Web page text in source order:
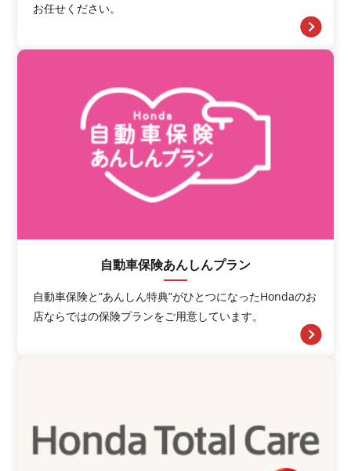
お任せください。
自動車保険あんしんプラン
自動車保険と”あんしん特典”がひとつになったHondaのお
店ならではの保険プランをご用意しています。